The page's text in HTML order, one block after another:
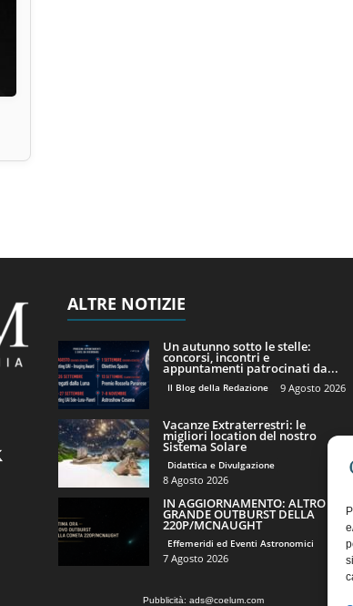
ALTRE NOTIZIE
Un autunno sotto le stelle:
concorsi, incontri e
appuntamenti patrocinati da...
Il Blog della Redazione 9 Agosto 2026
Vacanze Extraterrestri: le
migliori location del nostro
Sistema Solare
Didattica e Divulgazione
8 Agosto 2026
IN AGGIORNAMENTO: ALTRO
GRANDE OUTBURST DELLA
220P/MCNAUGHT
Effemeridi ed Eventi Astronomici
7 Agosto 2026
Pubblicità: ads@coelum.com